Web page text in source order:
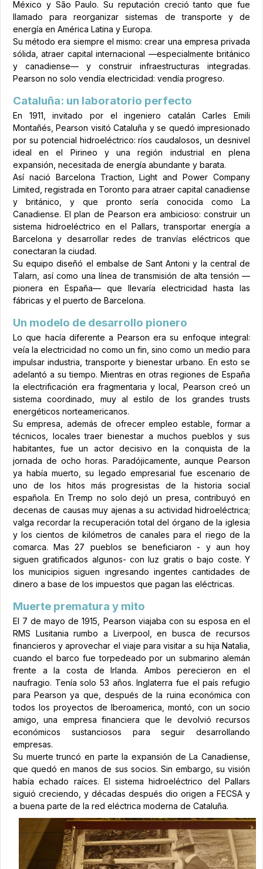
México y São Paulo. Su reputación creció tanto que fue
llamado para reorganizar sistemas de transporte y de
energía en América Latina y Europa.
Su método era siempre el mismo: crear una empresa privada
sólida, atraer capital internacional —especialmente británico
y canadiense— y construir infraestructuras integradas.
Pearson no solo vendía electricidad: vendía progreso.
Cataluña: un laboratorio perfecto
En 1911, invitado por el ingeniero catalán Carles Emili
Montañés, Pearson visitó Cataluña y se quedó impresionado
por su potencial hidroeléctrico: ríos caudalosos, un desnivel
ideal en el Pirineo y una región industrial en plena
expansión, necesitada de energía abundante y barata.
Así nació Barcelona Traction, Light and Power Company
Limited, registrada en Toronto para atraer capital canadiense
y británico, y que pronto sería conocida como La
Canadiense. El plan de Pearson era ambicioso: construir un
sistema hidroeléctrico en el Pallars, transportar energía a
Barcelona y desarrollar redes de tranvías eléctricos que
conectaran la ciudad.
Su equipo diseñó el embalse de Sant Antoni y la central de
Talarn, así como una línea de transmisión de alta tensión —
pionera en España— que llevaría electricidad hasta las
fábricas y el puerto de Barcelona.
Un modelo de desarrollo pionero
Lo que hacía diferente a Pearson era su enfoque integral:
veía la electricidad no como un fin, sino como un medio para
impulsar industria, transporte y bienestar urbano. En esto se
adelantó a su tiempo. Mientras en otras regiones de España
la electrificación era fragmentaria y local, Pearson creó un
sistema coordinado, muy al estilo de los grandes trusts
energéticos norteamericanos.
Su empresa, además de ofrecer empleo estable, formar a
técnicos, locales traer bienestar a muchos pueblos y sus
habitantes, fue un actor decisivo en la conquista de la
jornada de ocho horas. Paradójicamente, aunque Pearson
ya había muerto, su legado empresarial fue escenario de
uno de los hitos más progresistas de la historia social
española. En Tremp no solo dejó un presa, contribuyó en
decenas de causas muy ajenas a su actividad hidroeléctrica;
valga recordar la recuperación total del órgano de la iglesia
y los cientos de kilómetros de canales para el riego de la
comarca. Mas 27 pueblos se beneficiaron - y aun hoy
siguen gratificados algunos- con luz gratis o bajo coste. Y
los municipios siguen ingresando ingentes cantidades de
dinero a base de los impuestos que pagan las eléctricas.
Muerte prematura y mito
El 7 de mayo de 1915, Pearson viajaba con su esposa en el
RMS Lusitania rumbo a Liverpool, en busca de recursos
financieros y aprovechar el viaje para visitar a su hija Natalia,
cuando el barco fue torpedeado por un submarino alemán
frente a la costa de Irlanda. Ambos perecieron en el
naufragio. Tenía solo 53 años. Inglaterra fue el país refugio
para Pearson ya que, después de la ruina económica con
todos los proyectos de Iberoamerica, montó, con un socio
amigo, una empresa financiera que le devolvió recursos
económicos sustanciosos para seguir desarrollando
empresas.
Su muerte truncó en parte la expansión de La Canadiense,
que quedó en manos de sus socios. Sin embargo, su visión
había echado raíces. El sistema hidroeléctrico del Pallars
siguió creciendo, y décadas después dio origen a FECSA y
a buena parte de la red eléctrica moderna de Cataluña.